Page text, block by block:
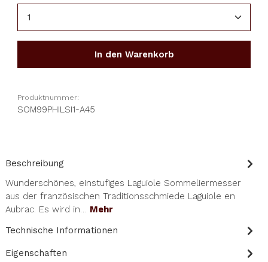
In den Warenkorb
Produktnummer:
SOM99PHILSI1-A45
Beschreibung
Wunderschönes, einstufiges Laguiole Sommeliermesser
aus der französischen Traditionsschmiede Laguiole en
Aubrac. Es wird in… Mehr
Technische Informationen
Eigenschaften